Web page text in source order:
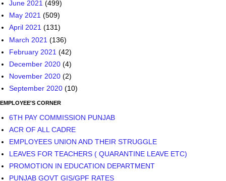
December 2020(4)
November 2020
September 2020
6TH PAY COMMISSION PUNJAB
ACR OF ALL CADRE
EMPLOYEES UNION AND THEIR STRUGGLE
PUNJAB GOVT GIS/GPF RATES
RATIONALISATION POLICY PUNJAB GOVT 2018-19
TEACHER TRANSFER POLICY 2019
ਮਿਡ ਡੇ ਮੀਲ